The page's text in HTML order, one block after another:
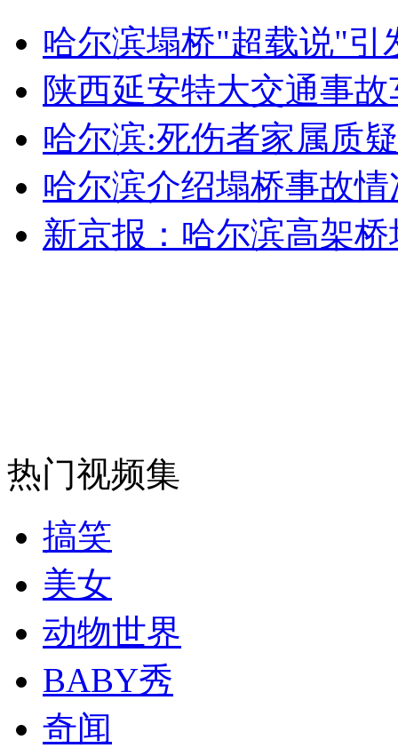
外交部：反对强权政治霸凌主义
外交部：有关国家言论片面不公正
安徽一实载49人客车翻车
纽约上演“枕头大战”
司机酒驾遇交警 急速倒车逃窜
哈尔滨塌桥"超载说"引
陕西延安特大交通事
哈尔滨:死伤者家属质
哈尔滨介绍塌桥事故
新京报：哈尔滨高架
热门视频集
搞笑
美女
动物世界
BABY秀
奇闻